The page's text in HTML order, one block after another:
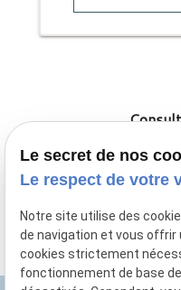
Maître Marie Mac Grath
Maître Baudouin Delom de
Le secret de nos
Le respect de votre
Notre site utilise des
de navigation et vous offrir
cookies strictement
fonctionnement de base